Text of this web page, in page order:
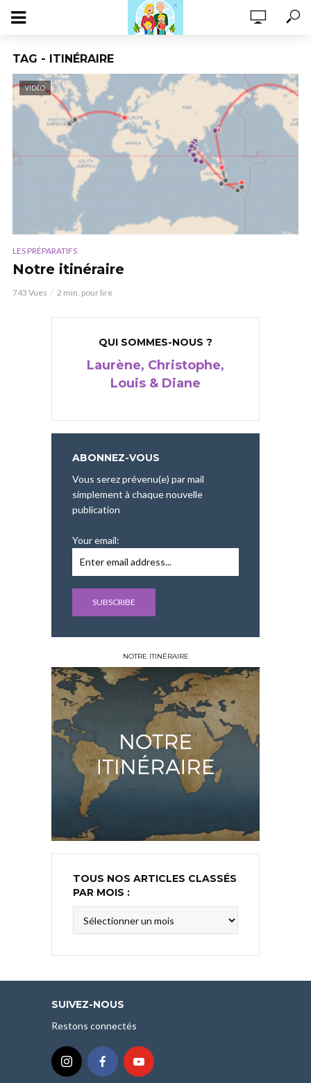
TAG - ITINÉRAIRE
VIDEO
LES PRÉPARATIFS
Notre itinéraire
743 Vues 2 min. pour lire
QUI SOMMES-NOUS ?
Laurène, Christophe,
Louis & Diane
ABONNEZ-VOUS
Vous serez prévenu(e) par mail
simplement à chaque nouvelle
publication
Your email:
NOTRE ITINÉRAIRE
TOUS NOS ARTICLES CLASSÉS
PAR MOIS :
nos
classés
:
SUIVEZ-NOUS
Restons connectés